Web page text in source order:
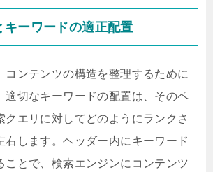
キーワードの適正配置
コンテンツの構造を整理するために
適切なキーワードの配置は、そのペ
クエリに対してどのようにランクさ
右します。ヘッダー内にキーワード
ことで、検索エンジンにコンテンツ